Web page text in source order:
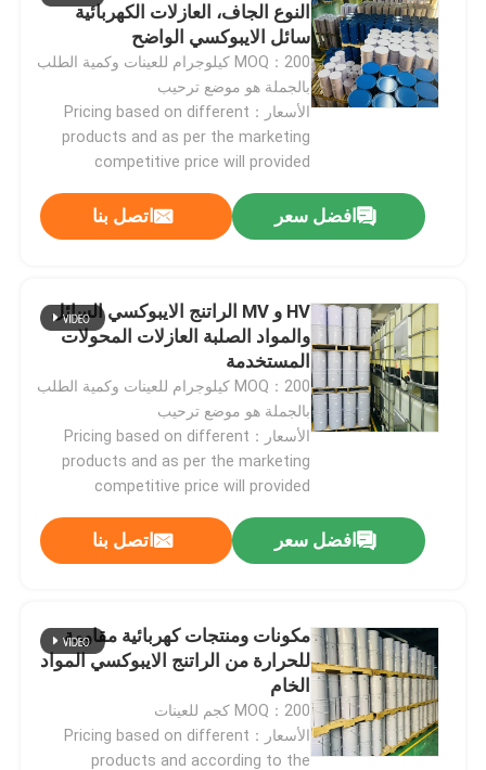
النوع الجاف، العازلات الكهربائية
سائل الايبوكسي الواضح
MOQ：200 كيلوجرام للعينات وكمية الطلب
بالجملة هو موضع ترحيب
الأسعار：Pricing based on different
products and as per the marketing
competitive price will provided
افضل سعر اتصل بنا
HV و MV الراتنج الايبوكسي السائل
والمواد الصلبة العازلات المحولات
المستخدمة
MOQ：200 كيلوجرام للعينات وكمية الطلب
بالجملة هو موضع ترحيب
الأسعار：Pricing based on different
products and as per the marketing
competitive price will provided
افضل سعر اتصل بنا
مكونات ومنتجات كهربائية مقاومة
للحرارة من الراتنج الايبوكسي المواد
الخام
MOQ：200 كجم للعينات
الأسعار：Pricing based on different
products and according to the